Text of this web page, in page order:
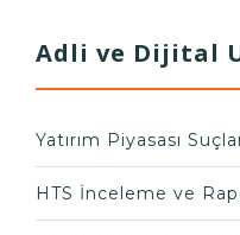
Adli ve Dijital
Yatırım Piyasası
HTS İnceleme ve